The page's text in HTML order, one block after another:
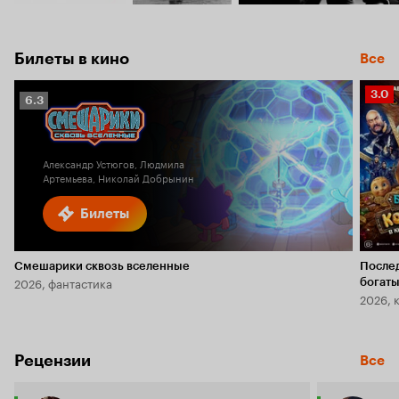
Билеты в кино Все
Билеты
Рейтинг
Кинопоиска
6.3
Александр Устюгов, Людмила
Артемьева, Николай Добрынин
Смешарики сквозь вселенные
2026, фантастика
3.0
3.0
2026,
Рецензии Все